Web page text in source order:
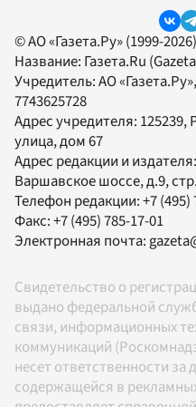
© АО «Газета.Ру» (1999-
Название: Газета.Ru
Учредитель:АО «Газета.Ру»
7743625728
Адрес учредителя:
улица, дом 67
Адрес редакции и издателя:
Варшавское шоссе, д.9,
Телефон редакции:+7 (495)
Факс:+7 (495) 785-17-01
Электронная почта:
Свидетельство о
выдано федеральной
связи, информационных
коммуникаций
несет ответственности
содержащейся в